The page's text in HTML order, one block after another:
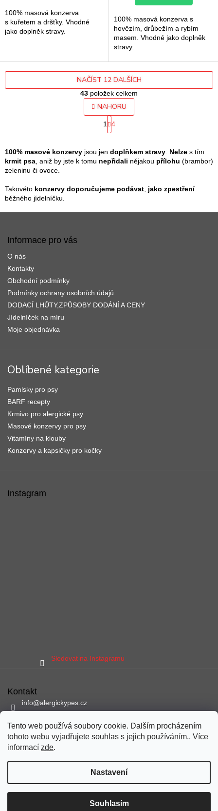
Tento web používá soubory cookie. Dalším procházením
tohoto webu vyjadřujete souhlas s jejich používáním.. Více
informací zde.
Nastavení
Souhlasím
100% masová konzerva
s kuřetem a dršťky. Vhodné
jako doplněk stravy.
100% masová konzerva s
hovězím, drůbežím a rybím
masem. Vhodné jako doplněk
stravy.
O
v
l
á
a
c
r
NAČÍST 12 DALŠÍCH
S
t
r
n
k
o
á
n
1 4
43 položek celkem
NAHORU
100% masové konzervy jsou jen doplňkem stravy Nelze s tím
krmit psa , aniž by jste k tomu nepřidali nějakou přílohu (brambor)
zeleninu či ovoce.
Takovéto konzervy doporučujeme podávat jako zpestření
běžného jídelníčku.
Z
Informace pro vás
O nás
Kontakty
Obchodní podmínky
Podmínky ochrany osobních údajů
DODACÍ LHŮTY,ZPŮSOBY DODÁNÍ A CENY
Jídelníček na míru
Moje objednávka
Oblíbené kategorie
Pamlsky pro psy
BARF recepty
Krmivo pro alergické psy
Masové konzervy pro psy
Vitamíny na klouby
Konzervy a kapsičky pro kočky
Instagram
Sledovat na Instagramu
Kontakt
info@alergickypes.cz
Sledujte nás na facebooku
alergickypes
Vytvořil Shoptet
alergickypes.cz
. Všechna práva vyhrazena.